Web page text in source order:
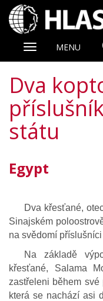
Zobrazit
MENU
Dva
státu
Egypt
Dva křesťané,
Sinajském
na svědomí
Na základě
křesťané, Salama
zastřeleni během
která se nachází asi